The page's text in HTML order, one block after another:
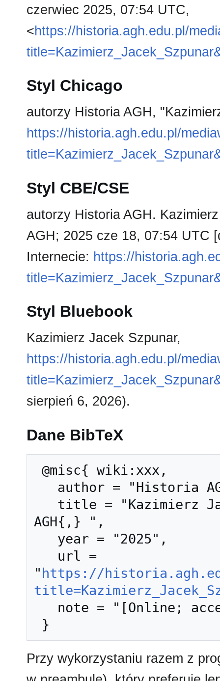
czerwiec 2025, 07:54 UTC,
<https://historia.agh.edu.pl/
Styl Chicago
autorzy Historia AGH,
https://historia.agh.edu.pl/
Styl CBE/CSE
autorzy Historia AGH.
AGH; 2025 cze 18, 07:54 UTC
Internecie: https://
Styl Bluebook
Kazimierz Jacek Szpunar,
https://historia.agh.edu.pl/
sierpień 6, 2026).
Dane BibTeX
AGH{,} ",
" https://
Przy wykorzystaniu razem z